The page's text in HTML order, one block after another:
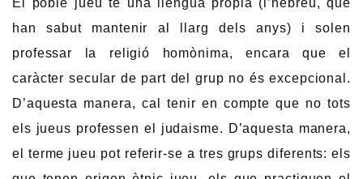
han sabut mantenir al llarg dels anys) i solen
professar la religió homònima, encara que el
caràcter secular de part del grup no és excepcional.
D’aquesta manera, cal tenir en compte que no tots
els jueus professen el judaisme. D’aquesta manera,
el terme jueu pot referir-se a tres grups diferents: els